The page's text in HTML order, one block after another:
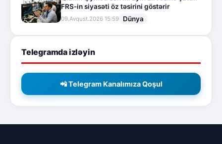
FRS-in siyasəti öz təsirini göstərir
09.Avqust.2026 15:59 Dünya
Telegramda izləyin
📲 Telegram Kanalımıza Qoşul